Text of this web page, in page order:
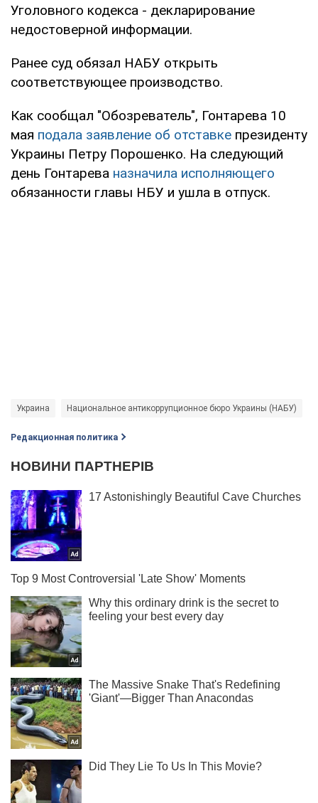
Уголовного кодекса - декларирование
недостоверной информации.
Ранее суд обязал НАБУ открыть
соответствующее производство.
Как сообщал "Обозреватель", Гонтарева 10
мая подала заявление об отставке президенту
Украины Петру Порошенко. На следующий
день Гонтарева назначила исполняющего
обязанности главы НБУ и ушла в отпуск.
Украина Национальное антикоррупционное бюро Украины (НАБУ)
Редакционная политика